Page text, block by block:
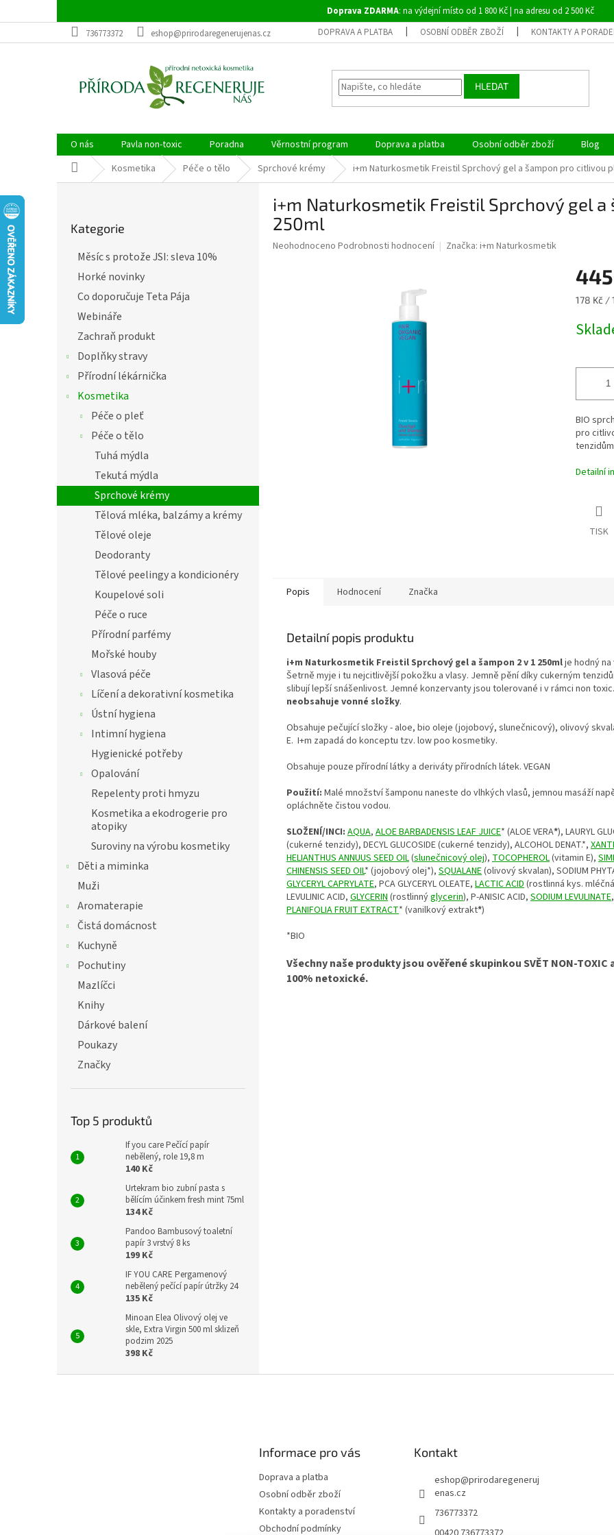
na
Doprava ZDARMA: na výdejní místo od 1 800 Kč | na adresu od 2 500 Kč
736773372
eshop@prirodaregenerujenas.cz DOPRAVA A PLATBA OSOBNÍ ODBĚR ZBOŽÍ KONTAKTY A
HLEDAT
O nás Pavla non-toxic Poradna Věrnostní program Doprava a platba Osobní odběr zboží
Blog
Domů Kosmetika Péče o tělo Sprchové krémy i+m Naturkosmetik Freistil Sprchový gel a šampon pro citlivou
kategorie
Kategorie
Měsíc s protože JSI: sleva 10%
Horké novinky
Co doporučuje Teta Pája
Webináře
Zachraň produkt
Doplňky stravy
Přírodní lékárnička
Kosmetika
Péče o pleť
Péče o tělo
Tuhá mýdla
Tekutá mýdla
Sprchové krémy
Tělová mléka, balzámy a krémy
Tělové oleje
Deodoranty
Tělové peelingy a kondicionéry
Koupelové soli
Péče o ruce
Přírodní parfémy
Mořské houby
Vlasová péče
Líčení a dekorativní kosmetika
Ústní hygiena
Intimní hygiena
Hygienické potřeby
Opalování
Repelenty proti hmyzu
Kosmetika a ekodrogerie pro
atopiky
Suroviny na výrobu kosmetiky
Děti a miminka
Muži
Aromaterapie
Čistá domácnost
Kuchyně
Pochutiny
Mazlíčci
Knihy
Dárkové balení
Poukazy
Značky
Top 5 produktů
If you care Pečící papír
nebělený, role 19,8 m
140 Kč
Urtekram bio zubní pasta s
bělícím účinkem fresh mint 75ml
134 Kč
Pandoo Bambusový toaletní
papír 3 vrstvý 8 ks
199 Kč
IF YOU CARE Pergamenový
nebělený pečící papír útržky 24
135 Kč
Minoan Elea Olivový olej ve
skle, Extra Virgin 500 ml sklizeň
podzim 2025
398 Kč
i+m Naturkosmetik Freistil Sprchový gel
250ml
Průměrné
Neohodnoceno Podrobnosti hodnocení Značka: i+m Naturkosmetik
Měrná
178 Kč /
BIO
pro
Detailní
TISK
Popis Hodnocení Značka
Detailní popis produktu
i+m Naturkosmetik Freistil Sprchový gel a šampon 2 v 1 250mlje hodný
Šetrně myje i tu nejcitlivější pokožku a vlasy. Jemně pění díky cukerným
slibují lepší snášenlivost. Jemné konzervanty jsou tolerované i v rámci non
neobsahuje vonné složky.
Obsahuje pečující složky - aloe, bio oleje (jojobový, slunečnicový), olivový
E. I+m zapadá do konceptu tzv. low poo kosmetiky.
Obsahuje pouze přírodní látky a deriváty přírodních látek. VEGAN
Použití: Malé množství šamponu naneste do vlhkých vlasů, jemnou masáží
opláchněte čistou vodou.
SLOŽENÍ/INCI: AQUA, ALOE BARBADENSIS LEAF JUICE* (ALOE VERA*), LAURYL
(cukerné tenzidy), DECYL GLUCOSIDE (cukerné tenzidy), ALCOHOL DENAT.*,
HELIANTHUS ANNUUS SEED OIL(slunečnicový olej), TOCOPHEROL(vitamin E),
CHINENSIS SEED OIL* (jojobový olej*), SQUALANE(olivový skvalan), SODIUM
GLYCERYL CAPRYLATE, PCA GLYCERYL OLEATE, LACTIC ACID(rostlinná kys.
LEVULINIC ACID, GLYCERIN(rostlinnýglycerin), P-ANISIC ACID, SODIUM LEVULINATE
PLANIFOLIA FRUIT EXTRACT* (vanilkový extrakt*)
*BIO
Všechny naše produkty jsou ověřené skupinkou SVĚT NON-TOXIC
100% netoxické.
Informace pro vás
Doprava a platba
Osobní odběr zboží
Kontakty a poradenství
Obchodní podmínky
Kontakt
eshop@prirodaregeneruj
enas.cz
736773372